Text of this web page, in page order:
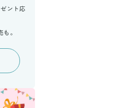
ント応
。